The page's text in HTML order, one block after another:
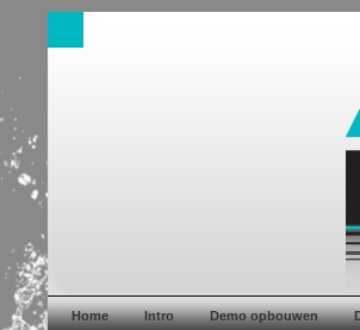
Home Intro Demo opbouwen